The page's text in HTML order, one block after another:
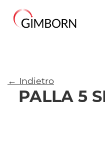
← Indietro
PALLA 5